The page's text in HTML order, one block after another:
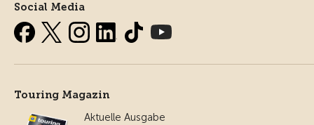
Social Media
Touring Magazin
Aktuelle Ausgabe